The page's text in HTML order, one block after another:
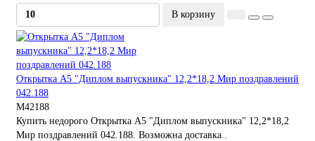
В корзину
Открытка А5 "Диплом выпускника" 12,2*18,2 Мир поздравлений
042.188
М42188
Купить недорого Открытка А5 "Диплом выпускника" 12,2*18,2
Мир поздравлений 042.188. Возможна доставка..